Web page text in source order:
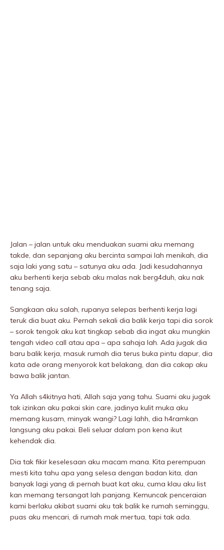
Jalan – jalan untuk aku menduakan suami aku memang
takde, dan sepanjang aku bercinta sampai lah menikah, dia
saja laki yang satu – satunya aku ada. Jadi kesudahannya
aku berhenti kerja sebab aku malas nak berg4duh, aku nak
tenang saja.
Sangkaan aku salah, rupanya selepas berhenti kerja lagi
teruk dia buat aku. Pernah sekali dia balik kerja tapi dia sorok
– sorok tengok aku kat tingkap sebab dia ingat aku mungkin
tengah video call atau apa – apa sahaja lah. Ada jugak dia
baru balik kerja, masuk rumah dia terus buka pintu dapur, dia
kata ade orang menyorok kat belakang, dan dia cakap aku
bawa balik jantan.
Ya Allah s4kitnya hati, Allah saja yang tahu. Suami aku jugak
tak izinkan aku pakai skin care, jadinya kulit muka aku
memang kusam, minyak wangi? Lagi lahh, dia h4ramkan
langsung aku pakai. Beli seluar dalam pon kena ikut
kehendak dia.
Dia tak fikir keselesaan aku macam mana. Kita perempuan
mesti kita tahu apa yang selesa dengan badan kita, dan
banyak lagi yang di pernah buat kat aku, cuma klau aku list
kan memang tersangat lah panjang. Kemuncak penceraian
kami berlaku akibat suami aku tak balik ke rumah seminggu,
puas aku mencari, di rumah mak mertua, tapi tak ada.